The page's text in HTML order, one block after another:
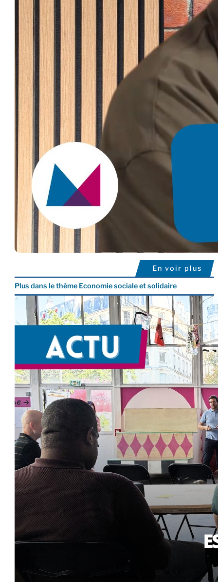
En voir plus
Plus dans le thème Economie sociale et solidaire